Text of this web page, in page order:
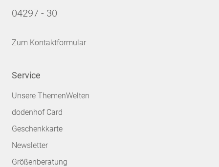
04297 - 30
Zum Kontaktformular
Service
Unsere ThemenWelten
dodenhof Card
Geschenkkarte
Newsletter
Größenberatung